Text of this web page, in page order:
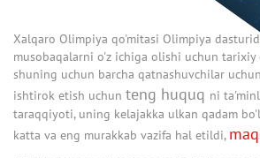
Xalqaro Olimpiya qo'mitasi Olimpiya
musobaqalarni o'z ichiga olishi uchun
shuning uchun barcha qatnashuvchilar
ishtirok etish uchun teng huquq ni
taraqqiyoti, uning kelajakka ulkan qadam
katta va eng murakkab vazifa hal etildi,